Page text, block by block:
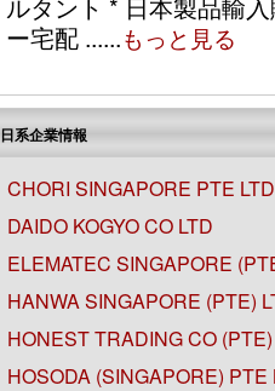
ー宅配 ......もっと見る
日系企業情報
CHORI SINGAPORE PTE LTD
DAIDO KOGYO CO LTD
ELEMATEC SINGAPORE
HANWA SINGAPORE (PTE)
HONEST TRADING CO
HOSODA (SINGAPORE) PTE